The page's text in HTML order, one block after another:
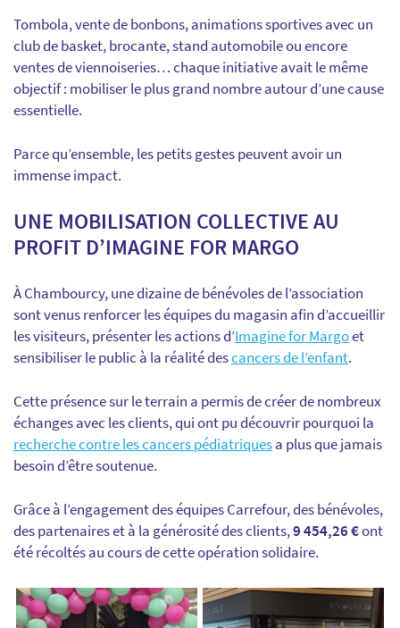
Tombola, vente de bonbons, animations sportives avec un
club de basket, brocante, stand automobile ou encore
ventes de viennoiseries… chaque initiative avait le même
objectif : mobiliser le plus grand nombre autour d’une cause
essentielle.
Parce qu’ensemble, les petits gestes peuvent avoir un
immense impact.
UNE MOBILISATION COLLECTIVE AU
PROFIT D’IMAGINE FOR MARGO
À Chambourcy, une dizaine de bénévoles de l’association
sont venus renforcer les équipes du magasin afin d’accueillir
les visiteurs, présenter les actions d’Imagine for Margoet
sensibiliser le public à la réalité descancers de l’enfant.
Cette présence sur le terrain a permis de créer de nombreux
échanges avec les clients, qui ont pu découvrir pourquoi la
recherche contre les cancers pédiatriquesa plus que jamais
besoin d’être soutenue.
Grâce à l’engagement des équipes Carrefour, des bénévoles,
des partenaires et à la générosité des clients,9 454,26 €ont
été récoltés au cours de cette opération solidaire.